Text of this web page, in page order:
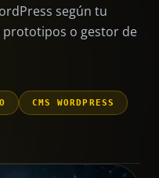
según tu
o gestor de
CMS WORDPRESS